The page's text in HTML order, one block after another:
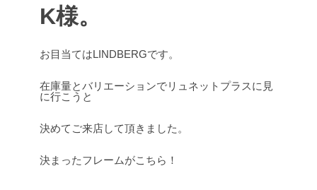
K様。
お目当てはLINDBERGです。
在庫量とバリエーションでリュネットプラスに見
に行こうと
決めてご来店して頂きました。
決まったフレームがこちら！